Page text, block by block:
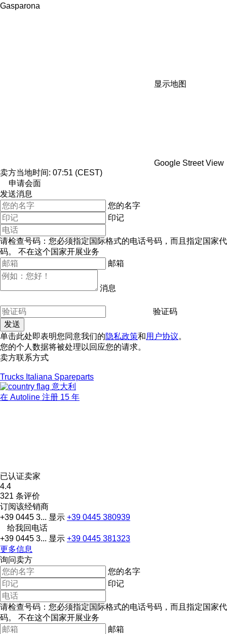
Gasparona
显示地图
Google Street View
卖方当地时间: 07:51 (CEST)
申请会面
发送消息
您的名字
印记
请检查号码：您必须指定国际格式的电话号码，而且指定国家代
码。
不在这个国家开展业务
邮箱
消息
验证码
单击此处即表明您同意我们的隐私政策和用户协议。
您的个人数据将被处理以回应您的请求。
卖方联系方式
Trucks Italiana Spareparts
意大利
在 Autoline 注册 15 年
已认证卖家
4.4
321 条评价
订阅该经销商
+39 0445 3... 显示 +39 0445 380939
给我回电话
+39 0445 3... 显示 +39 0445 381323
更多信息
询问卖方
您的名字
印记
请检查号码：您必须指定国际格式的电话号码，而且指定国家代
码。
不在这个国家开展业务
邮箱